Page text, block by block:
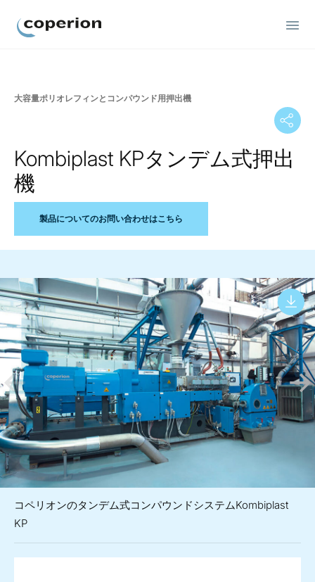
大容量ポリオレフィンとコンパウンド用押出機
Kombiplast KPタンデム式押出
機
製品についてのお問い合わせはこちら
コペリオンのタンデム式コンパウンドシステムKombiplast
KP